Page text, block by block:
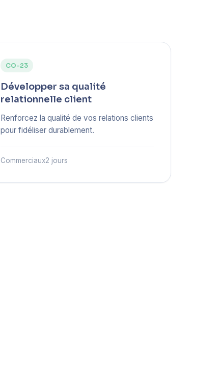
CO-23
Développer sa qualité
relationnelle client
Renforcez la qualité de vos relations clients
pour fidéliser durablement.
Commerciaux2 jours